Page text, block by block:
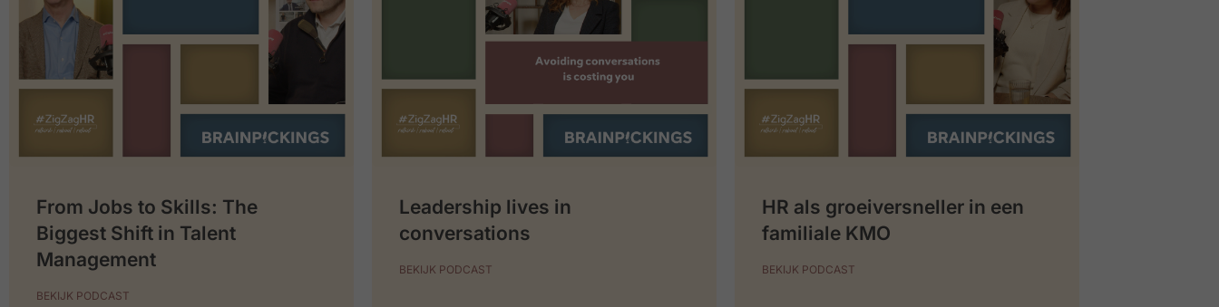
From Jobs to Skills: The
Biggest Shift in Talent
Management
BEKIJK PODCAST
Leadership lives in
conversations
BEKIJK PODCAST
HR als groeiversneller in een
familiale KMO
BEKIJK PODCAST